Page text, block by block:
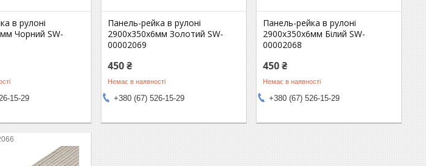
в рулоні
Чорний SW-
15-29
Панель-рейка в рулоні
2900х350х6мм Золотий SW-
00002069
450 ₴
Немає в наявності
+380 (67) 526-15-29
Панель-рейка в рулоні
2900х350х6мм Білий SW-
00002068
450 ₴
Немає в наявності
+380 (67) 526-15-29